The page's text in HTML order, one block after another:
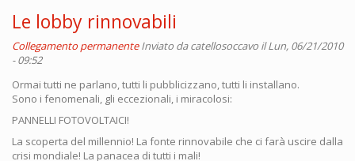
Le lobby rinnovabili
Collegamento permanente Inviato dacatellosoccavo il Lun, 06/21/2010
- 09:52
Ormai tutti ne parlano, tutti li pubblicizzano, tutti li installano.
Sono i fenomenali, gli eccezionali, i miracolosi:
PANNELLI FOTOVOLTAICI!
La scoperta del millennio! La fonte rinnovabile che ci farà uscire dalla
crisi mondiale! La panacea di tutti i mali!